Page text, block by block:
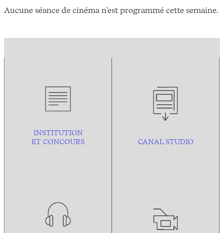
Aucune séance de cinéma n'est programmé cette semaine.
INSTITUTION
ET CONCOURS
CANAL STUDIO